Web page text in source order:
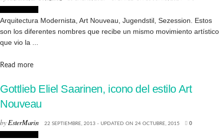
Arquitectura Modernista, Art Nouveau, Jugendstil, Sezession. Estos
son los diferentes nombres que recibe un mismo movimiento artístico
que vio la ...
Read moreDetails
Gottlieb Eliel Saarinen, icono del estilo Art
Nouveau
byEsterMarin 22 SEPTIEMBRE, 2013 - UPDATED ON 24 OCTUBRE, 2015 0